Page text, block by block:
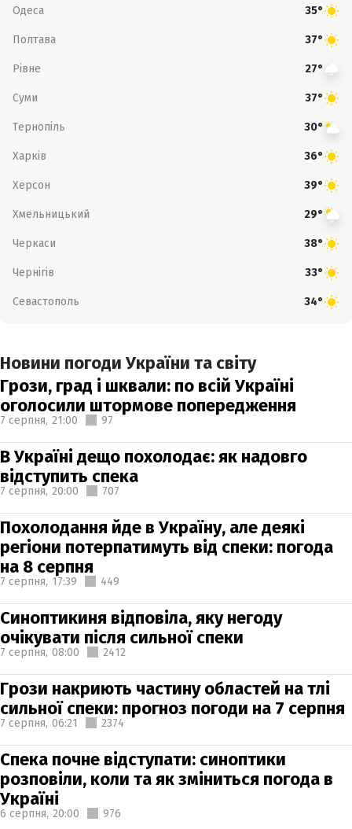
Одеса 35°
Полтава 37°
Рівне 27°
Суми 37°
Тернопіль 30°
Харків 36°
Херсон 39°
Хмельницький 29°
Черкаси 38°
Чернігів 33°
Севастополь 34°
Новини погоди України та світу
Грози, град і шквали: по всій Україні
оголосили штормове попередження
7 серпня, 21:00 97
В Україні дещо похолодає: як надовго
відступить спека
7 серпня, 20:00 707
Похолодання йде в Україну, але деякі
регіони потерпатимуть від спеки: погода
на 8 серпня
7 серпня, 17:39 449
Синоптикиня відповіла, яку негоду
очікувати після сильної спеки
7 серпня, 08:00 2412
Грози накриють частину областей на тлі
сильної спеки: прогноз погоди на 7 серпня
7 серпня, 06:21 2374
Спека почне відступати: синоптики
розповіли, коли та як зміниться погода в
Україні
6 серпня, 20:00 976